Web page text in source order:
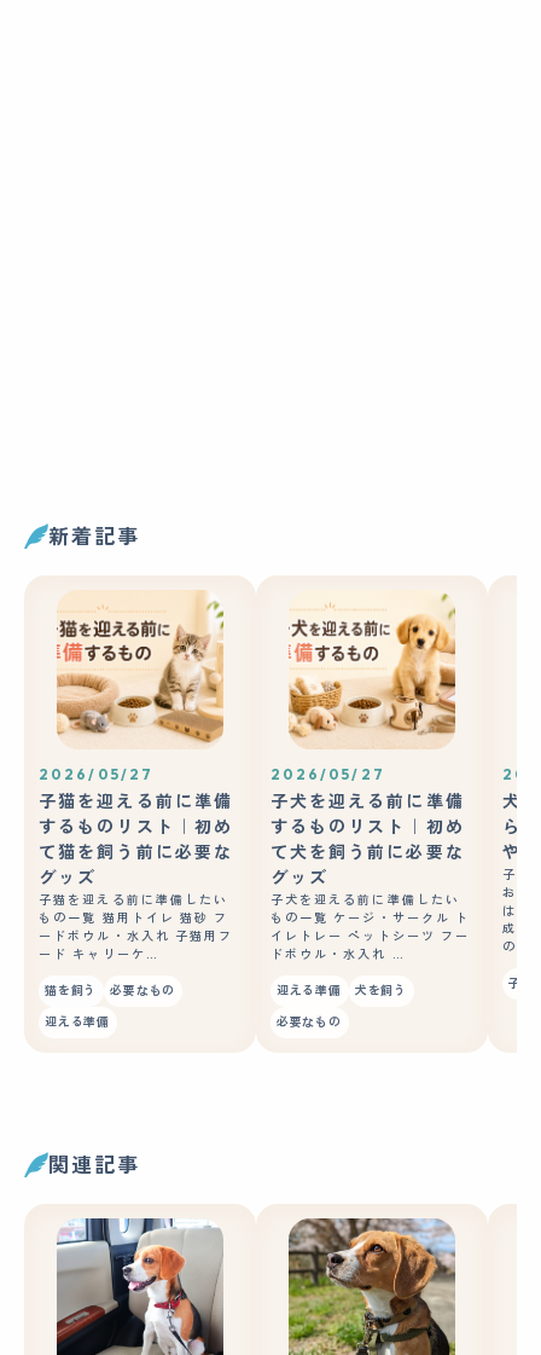
新着記事
2026/05/27
子猫を迎える前に準備
するものリスト｜初め
て猫を飼う前に必要な
グッズ
子猫を迎える前に準備したい
もの一覧 猫用トイレ 猫砂 フ
ードボウル・水入れ 子猫用フ
ード キャリーケ…
猫を飼う
必要なもの
迎える準備
2026/05/27
子犬を迎える前に準備
するものリスト｜初め
て犬を飼う前に必要な
グッズ
子犬を迎える前に準備したい
もの一覧 ケージ・サークル ト
イレトレー ペットシーツ フー
ドボウル・水入れ …
迎える準備
犬を飼う
必要なもの
犬
ら
や
子犬
おや
はあ
成長
の良
子犬
関連記事